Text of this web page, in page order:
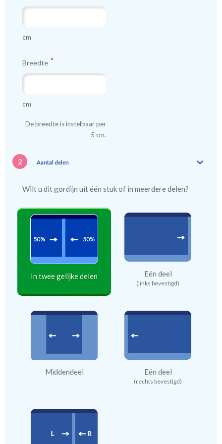
cm
Breedte
cm
De breedte is instelbaar per
5 cm.
2 Aantal delen
Wilt u dit gordijn uit één stuk of in meerdere delen?
In twee gelijke delen Eén deel
(links bevestigd)
Middendeel Eén deel
(rechts bevestigd)